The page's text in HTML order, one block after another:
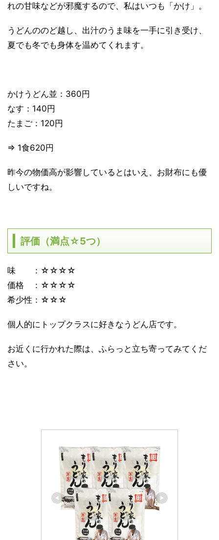
れの甘味などが邪魔するので、私はいつも「かけ」。
うどんののど越し、出汁のうま味を一手に引き受け、
夏でも冬でも身体を温めてくれます。
かけうどん並：360円
なす：140円
たまご：120円
⇒ 1食620円
昨今の物価高が影響しているとはいえ、お財布にも優
しいですね。
評価（満点☆5つ）
味 ：☆☆☆☆
価格 ：☆☆☆☆
希少性：☆☆☆
個人的にトップクラスに好きなうどん店です。
お近くに行かれた際は、ふらっと立ち寄ってみてくだ
さい。